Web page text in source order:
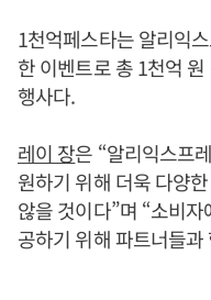
1천억페스타는 알리익
한 이벤트로 총 1천억
행사다.
레이 장은 “알리익스프
원하기 위해 더욱 다양
않을 것이다”며 “소비
공하기 위해 파트너들